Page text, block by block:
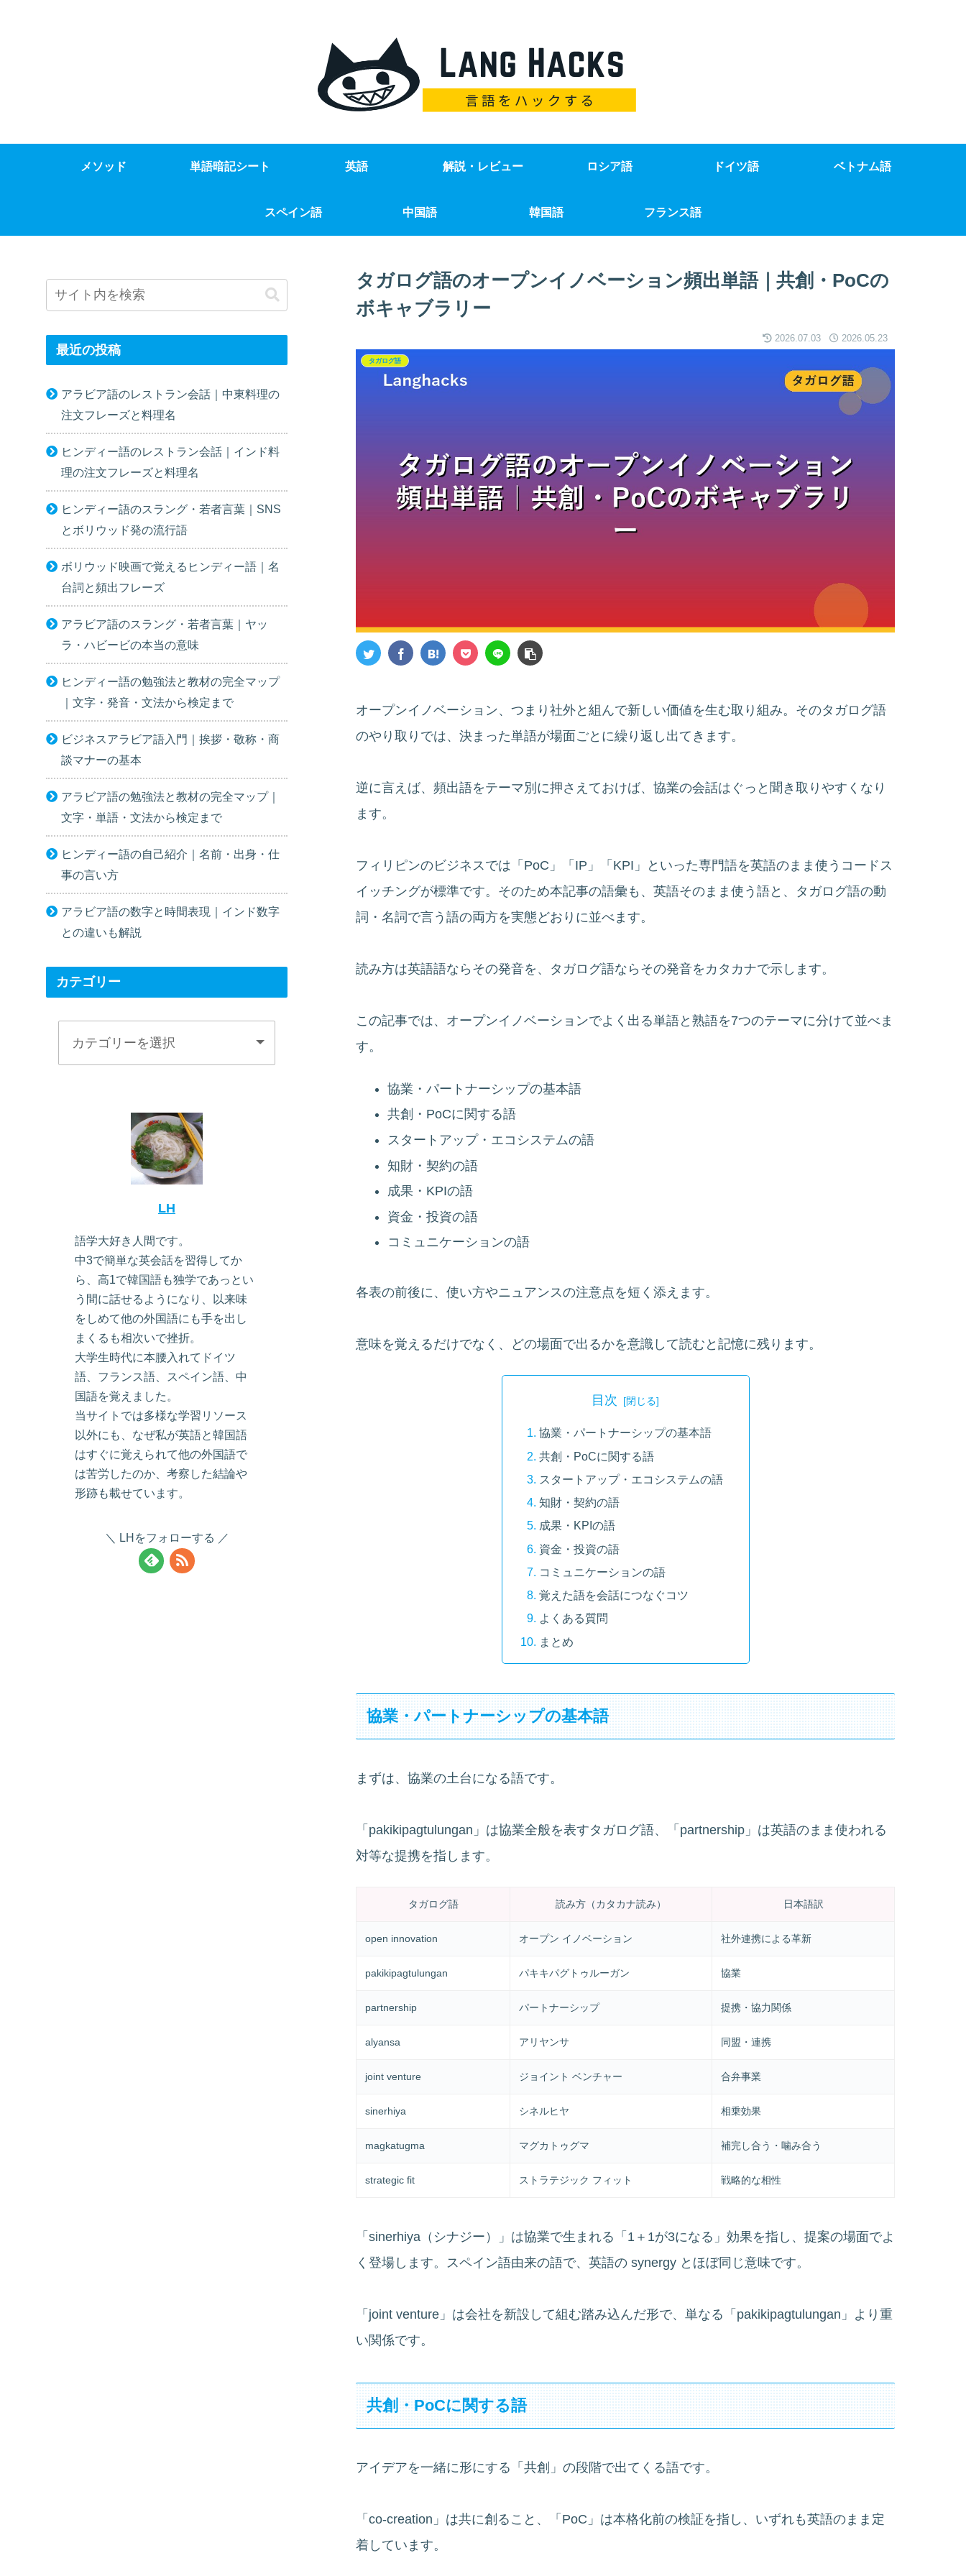
メソッド 単語暗記シート 英語 解説・レビュー ロシア語 ドイツ語 ベトナム語
スペイン語 中国語 韓国語 フランス語
タガログ語のオープンイノベーション頻出単語｜共創・PoCの
ボキャブラリー
2026.07.03 2026.05.23
タガログ語
オープンイノベーション、つまり社外と組んで新しい価値を生む取り組み。そのタガログ語
のやり取りでは、決まった単語が場面ごとに繰り返し出てきます。
逆に言えば、頻出語をテーマ別に押さえておけば、協業の会話はぐっと聞き取りやすくなり
ます。
フィリピンのビジネスでは「PoC」「IP」「KPI」といった専門語を英語のまま使うコードス
イッチングが標準です。そのため本記事の語彙も、英語そのまま使う語と、タガログ語の動
詞・名詞で言う語の両方を実態どおりに並べます。
読み方は英語語ならその発音を、タガログ語ならその発音をカタカナで示します。
この記事では、オープンイノベーションでよく出る単語と熟語を7つのテーマに分けて並べま
す。
協業・パートナーシップの基本語
共創・PoCに関する語
スタートアップ・エコシステムの語
知財・契約の語
成果・KPIの語
資金・投資の語
コミュニケーションの語
各表の前後に、使い方やニュアンスの注意点を短く添えます。
意味を覚えるだけでなく、どの場面で出るかを意識して読むと記憶に残ります。
目次
協業・パートナーシップの基本語
共創・PoCに関する語
スタートアップ・エコシステムの語
知財・契約の語
成果・KPIの語
資金・投資の語
コミュニケーションの語
覚えた語を会話につなぐコツ
よくある質問
まとめ
協業・パートナーシップの基本語
まずは、協業の土台になる語です。
「pakikipagtulungan」は協業全般を表すタガログ語、「partnership」は英語のまま使われる
対等な提携を指します。
タガログ語 読み方（カタカナ読み） 日本語訳
open innovation オープン イノベーション 社外連携による革新
pakikipagtulungan パキキパグトゥルーガン 協業
partnership パートナーシップ 提携・協力関係
alyansa アリヤンサ 同盟・連携
joint venture ジョイント ベンチャー 合弁事業
sinerhiya シネルヒヤ 相乗効果
magkatugma マグカトゥグマ 補完し合う・噛み合う
strategic fit ストラテジック フィット 戦略的な相性
「sinerhiya（シナジー）」は協業で生まれる「1＋1が3になる」効果を指し、提案の場面でよ
く登場します。スペイン語由来の語で、英語の synergy とほぼ同じ意味です。
「joint venture」は会社を新設して組む踏み込んだ形で、単なる「pakikipagtulungan」より重
い関係です。
共創・PoCに関する語
アイデアを一緒に形にする「共創」の段階で出てくる語です。
「co-creation」は共に創ること、「PoC」は本格化前の検証を指し、いずれも英語のまま定
着しています。
最近の投稿
アラビア語のレストラン会話｜中東料理の
注文フレーズと料理名
ヒンディー語のレストラン会話｜インド料
理の注文フレーズと料理名
ヒンディー語のスラング・若者言葉｜SNS
とボリウッド発の流行語
ボリウッド映画で覚えるヒンディー語｜名
台詞と頻出フレーズ
アラビア語のスラング・若者言葉｜ヤッ
ラ・ハビービの本当の意味
ヒンディー語の勉強法と教材の完全マップ
｜文字・発音・文法から検定まで
ビジネスアラビア語入門｜挨拶・敬称・商
談マナーの基本
アラビア語の勉強法と教材の完全マップ｜
文字・単語・文法から検定まで
ヒンディー語の自己紹介｜名前・出身・仕
事の言い方
アラビア語の数字と時間表現｜インド数字
との違いも解説
カテゴリー
LH
語学大好き人間です。
中3で簡単な英会話を習得してか
ら、高1で韓国語も独学であっとい
う間に話せるようになり、以来味
をしめて他の外国語にも手を出し
まくるも相次いで挫折。
大学生時代に本腰入れてドイツ
語、フランス語、スペイン語、中
国語を覚えました。
当サイトでは多様な学習リソース
以外にも、なぜ私が英語と韓国語
はすぐに覚えられて他の外国語で
は苦労したのか、考察した結論や
形跡も載せています。
LHをフォローする